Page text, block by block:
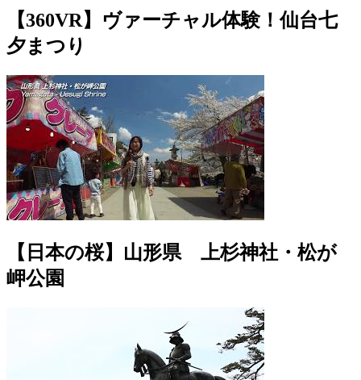
【360VR】ヴァーチャル体験！仙台七
夕まつり
【日本の桜】山形県 上杉神社・松が
岬公園